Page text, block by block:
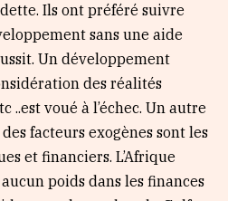
Ils ont préféré suivre
sans une aide
Un développement
des réalités
..est voué à l’échec. Un autre
facteurs exogènes sont les
et financiers. L’Afrique
poids dans les finances